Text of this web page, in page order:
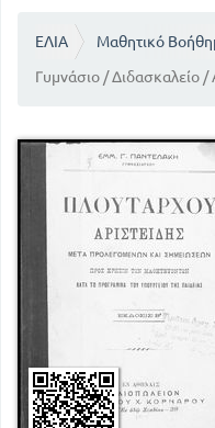
ΕΛΙΑ
Μαθητικό
Γυμνάσιο / Διδασκαλείο